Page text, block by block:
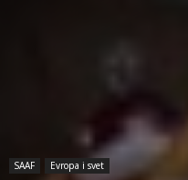
SAAF Evropa i svet